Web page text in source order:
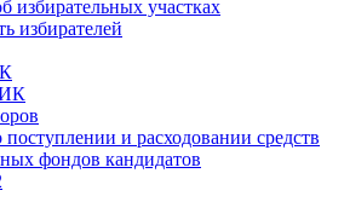
избирательных участках
избирателей
и расходовании средств
фондов кандидатов